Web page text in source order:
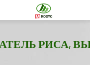
РИСА,